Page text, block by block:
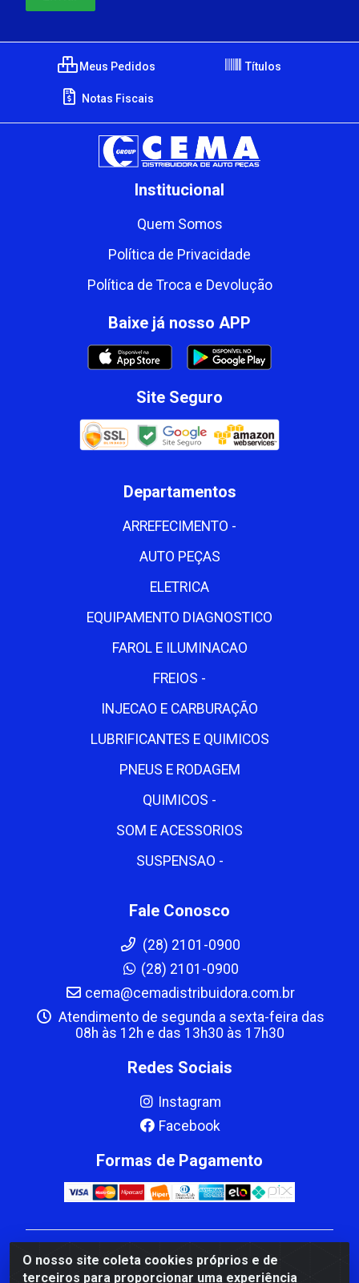
O nosso site coleta cookies próprios e de
terceiros para proporcionar uma experiência
Meus Pedidos Títulos
Notas Fiscais
Institucional
Quem Somos
Política de Privacidade
Política de Troca e Devolução
Baixe já nosso APP
Site Seguro
Departamentos
ARREFECIMENTO -
AUTO PEÇAS
ELETRICA
EQUIPAMENTO DIAGNOSTICO
FAROL E ILUMINACAO
FREIOS -
INJECAO E CARBURAÇÃO
LUBRIFICANTES E QUIMICOS
PNEUS E RODAGEM
QUIMICOS -
SOM E ACESSORIOS
SUSPENSAO -
Fale Conosco
(28) 2101-0900
(28) 2101-0900
cema@cemadistribuidora.com.br
Atendimento de segunda a sexta-feira das
08h às 12h e das 13h30 às 17h30
Redes Sociais
Instagram
Facebook
Formas de Pagamento
CBP MACEDO COMERCIO PEÇAS LTDA Matriz - av
Mauro Miranda Madureira, 1249 - Coramara , Cachoeiro